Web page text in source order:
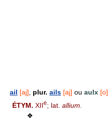
ail [aj], plur. ails [aj] ou aulx [o]
ÉTYM. XIIe; lat. allium.
❖